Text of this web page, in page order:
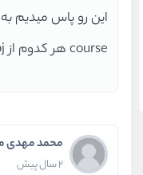
این رو پاس میدیم
course هر کدوم از obj ها رو دریافت میکنیم
محمد مهدی
2 سال پیش